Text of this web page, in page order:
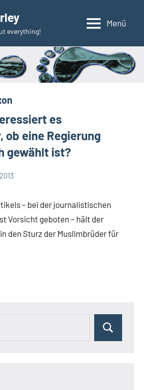
everything!
Menü
es
ob eine Regierung
gewählt ist?
– bei der journalistischen
Vorsicht geboten – hält der
den Sturz der Muslimbrüder für
Suchen